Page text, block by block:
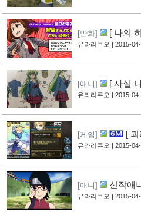
[만화]
[ 나의
파 & 특설페이
유라리쿠오 | 2015-
[애니]
[ 사실
진 명단 공개
유라리쿠오 | 2015-
[게임]
[
테이 나이트' 제
유라리쿠오 | 2015-
[애니]
신작애
(BORUTO) [68]
유라리쿠오 | 2015-